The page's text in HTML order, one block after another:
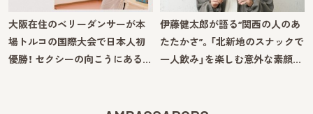
大阪在住のベリーダンサーが本
場トルコの国際大会で日本人初
優勝！ セクシーの向こうにある…
伊藤健太郎が語る“関西の人のあ
たたかさ”。「北新地のスナックで
一人飲み」を楽しむ意外な素顔…